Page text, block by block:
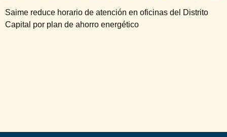
Saime reduce horario de atención en oficinas del Distrito
Capital por plan de ahorro energético